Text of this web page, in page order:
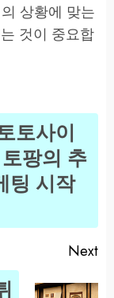
상황에 맞는
것이 중요합
토사이
팡의 추
팅 시작
Next